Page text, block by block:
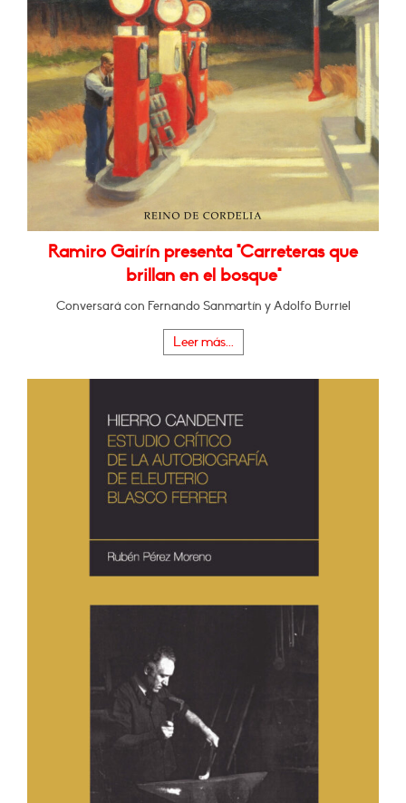
Ramiro Gairín presenta "Carreteras que
brillan en el bosque"
Conversará con Fernando Sanmartín y Adolfo Burriel
Leer más...